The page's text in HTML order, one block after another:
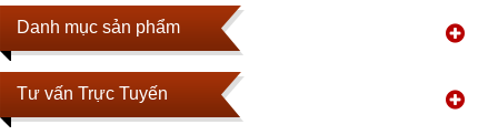
Danh mục sản phẩm
Tư vấn Trực Tuyến